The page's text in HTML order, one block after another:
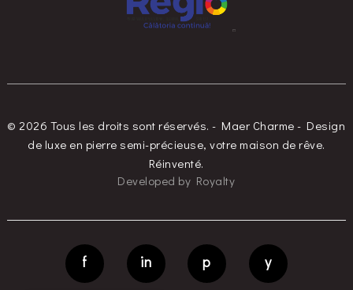
© 2026 Tous les droits sont réservés. - Maer Charme - Design
de luxe en pierre semi-précieuse, votre maison de rêve.
Réinventé.
Developed by Royalty
f in p y